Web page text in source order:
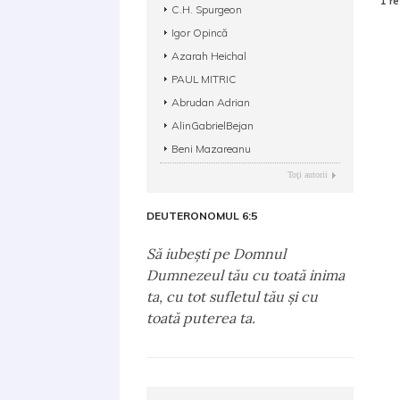
C.H. Spurgeon
Igor Opincă
Azarah Heichal
PAUL MITRIC
Abrudan Adrian
AlinGabrielBejan
Beni Mazareanu
Toţi autorii
DEUTERONOMUL 6:5
Să iubeşti pe Domnul
Dumnezeul tău cu toată inima
ta, cu tot sufletul tău şi cu
toată puterea ta.